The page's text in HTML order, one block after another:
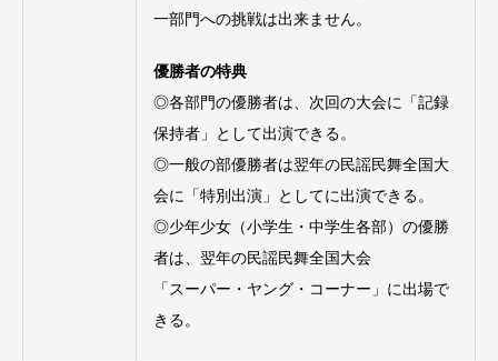
一部門への挑戦は出来ません。
優勝者の特典
◎各部門の優勝者は、次回の大会に「記録
保持者」として出演できる。
◎一般の部優勝者は翌年の民謡民舞全国大
会に「特別出演」としてに出演できる。
◎少年少女（小学生・中学生各部）の優勝
者は、翌年の民謡民舞全国大会
「スーパー・ヤング・コーナー」に出場で
きる。